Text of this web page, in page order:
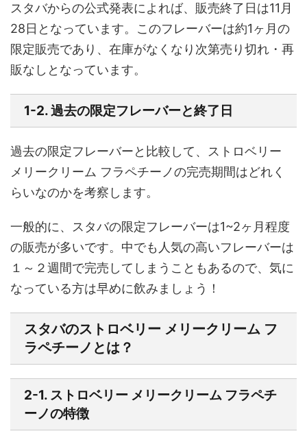
スタバからの公式発表によれば、販売終了日は11月
28日となっています。このフレーバーは約1ヶ月の
限定販売であり、在庫がなくなり次第売り切れ・再
販なしとなっています。
1-2. 過去の限定フレーバーと終了日
過去の限定フレーバーと比較して、ストロベリー
メリークリーム フラペチーノの完売期間はどれく
らいなのかを考察します。
一般的に、スタバの限定フレーバーは1~2ヶ月程度
の販売が多いです。中でも人気の高いフレーバーは
１～２週間で完売してしまうこともあるので、気に
なっている方は早めに飲みましょう！
スタバのストロベリー メリークリーム フ
ラペチーノとは？
2-1. ストロベリー メリークリーム フラペチ
ーノの特徴